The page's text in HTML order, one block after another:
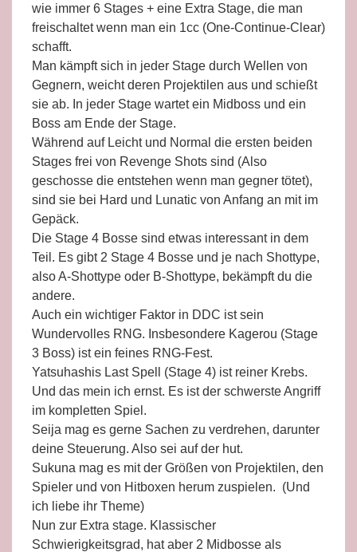
wie immer 6 Stages + eine Extra Stage, die man
freischaltet wenn man ein 1cc (One-Continue-Clear)
schafft.
Man kämpft sich in jeder Stage durch Wellen von
Gegnern, weicht deren Projektilen aus und schießt
sie ab. In jeder Stage wartet ein Midboss und ein
Boss am Ende der Stage.
Während auf Leicht und Normal die ersten beiden
Stages frei von Revenge Shots sind (Also
geschosse die entstehen wenn man gegner tötet),
sind sie bei Hard und Lunatic von Anfang an mit im
Gepäck.
Die Stage 4 Bosse sind etwas interessant in dem
Teil. Es gibt 2 Stage 4 Bosse und je nach Shottype,
also A-Shottype oder B-Shottype, bekämpft du die
andere.
Auch ein wichtiger Faktor in DDC ist sein
Wundervolles RNG. Insbesondere Kagerou (Stage
3 Boss) ist ein feines RNG-Fest.
Yatsuhashis Last Spell (Stage 4) ist reiner Krebs.
Und das mein ich ernst. Es ist der schwerste Angriff
im kompletten Spiel.
Seija mag es gerne Sachen zu verdrehen, darunter
deine Steuerung. Also sei auf der hut.
Sukuna mag es mit der Größen von Projektilen, den
Spieler und von Hitboxen herum zuspielen. (Und
ich liebe ihr Theme)
Nun zur Extra stage. Klassischer
Schwierigkeitsgrad, hat aber 2 Midbosse als